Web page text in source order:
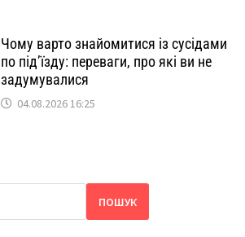
Чому варто знайомитися із сусідами
по під’їзду: переваги, про які ви не
задумувалися
04.08.2026 16:25
ПОШУК